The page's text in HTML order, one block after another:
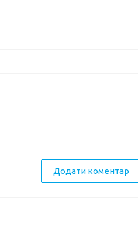
Додати коментар